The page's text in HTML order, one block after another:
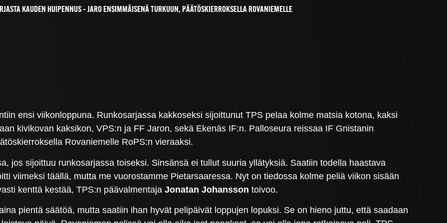
KAUDEN HUIPENNUS – JARO ENSIMMÄISENÄ TURKUUN, PÄÄTÖSKIERROKSELLA ROVANIEMELLE
ensi viikonloppuna. Runkosarjassa kakkoseksi sijoittunut TPS pelaa kolme matsia kotona, kaksi
kivikovan kaksikon, VPS:n ja FF Jaron, sekä Ekenäs IF:n. Palloseura reissaa IF Gnistanin
Rovaniemelle RoPS:n vieraaksi.
jos sijoittuu runkosarjassa toiseksi. Sinsänsä ei tullut suuria yllätyksiä. Saatiin todella haastava
viimeksi täällä, mutta me vuorostamme Pietarsaaressa. Nyt on tiedossa kolme peliä viikon sisään
kenttä kestää, TPS:n päävalmentajaJonatan Johansson toivoo.
pientä säätöä, mutta saatiin ihan hyvät pelipäivät loppujen lopuksi. Se on hieno juttu, että saadaan